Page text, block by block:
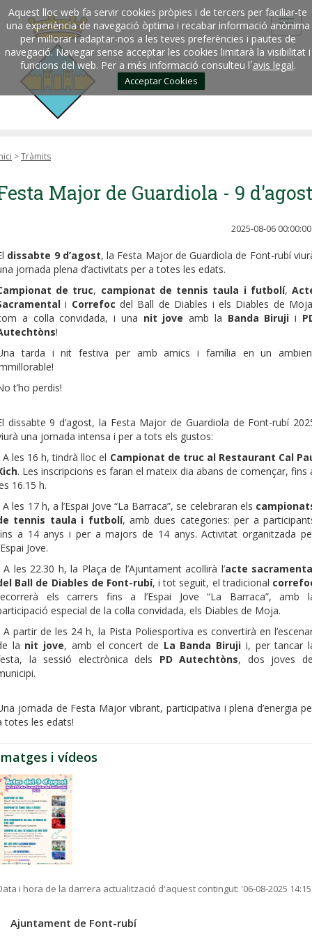
Aquest lloc web fa servir cookies pròpies i de tercers per faciliar-te
una experiència de navegació òptima i recabar informació anònima
per millorar i adaptar-nos a les teves preferències i pautes de
navegació. Navegar sense acceptar les cookies limitarà la visibilitat i
funcions del web. Per a més informació consulteu l´avis legal.
Acceptar Cookies
>Tràmits
Major de Guardiola - 9 d'agost
2025-08-06 00:00:00
dissabte 9 d’agost, la Festa Major de Guardiola de Font-rubí
jornada plena d’activitats per a totes les edats.
de truc, campionat de tennis taula i futbolí,
i Correfoc del Ball de Diables i els Diables de
a colla convidada, i una nit jove amb la Banda Biruji i
!
tarda i nit festiva per amb amics i família en un
t’ho perdis!
dissabte 9 d’agost, la Festa Major de Guardiola de Font-rubí
una jornada intensa i per a tots els gustos:
A les 16 h, tindrà lloc el Campionat de truc al Restaurant Cal
. Les inscripcions es faran el mateix dia abans de començar, fins
16.15 h.
A les 17 h, a l’Espai Jove “La Barraca”, se celebraran els
tennis taula i futbolí, amb dues categories: per a
a 14 anys i per a majors de 14 anys. Activitat organitzada
Jove.
A les 22.30 h, la Plaça de l’Ajuntament acollirà l’acte
Ball de Diables de Font-rubí, i tot seguit, el tradicional
els carrers fins a l’Espai Jove “La Barraca”, amb
especial de la colla convidada, els Diables de Moja.
A partir de les 24 h, la Pista Poliesportiva es convertirà en
la nit jove, amb el concert de La Banda Biruji i, per tancar
la sessió electrònica dels PD Autechtòns, dos joves
jornada de Festa Major vibrant, participativa i plena d’energia
totes les edats!
i vídeos
i hora de la darrera actualització d'aquest contingut: '06-08-2025 14:15
Ajuntament de Font-rubí